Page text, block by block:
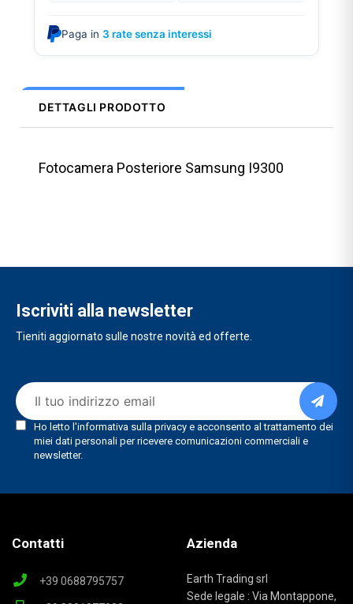
Paga in 3 rate senza interessi
DETTAGLI PRODOTTO
Fotocamera Posteriore Samsung I9300
Iscriviti alla newsletter
Tieniti aggiornato sulle nostre novità ed offerte.
Contatti
+39 0688795757
Azienda
Earth Trading srl
Sede legale : Via Montappone,